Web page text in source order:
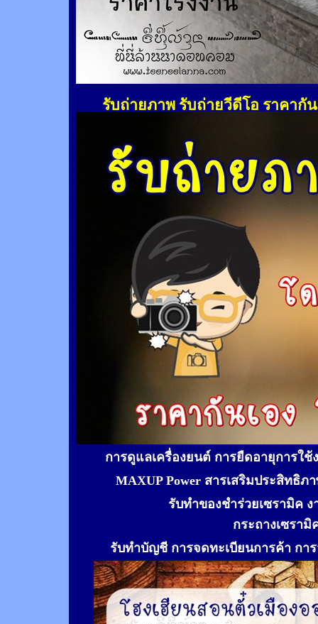
รับถ่ายภาพ รับถ่ายวีดีโอ ราคากั
การดูแลเครื่องยนต์ การยืดอายุการใ
MAXUP Power สารเสริมประสิทธิ
รับทำของชำร่วยเซรามิค
กระถางเซรา
รับทำบัญชี การจดทะเบียนการค้า กา